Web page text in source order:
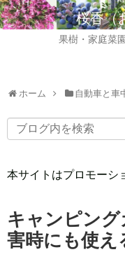
桜香（
果樹・家庭菜
ホーム 自動車と車
本サイトはプロモーシ
キャンピン
害時にも使